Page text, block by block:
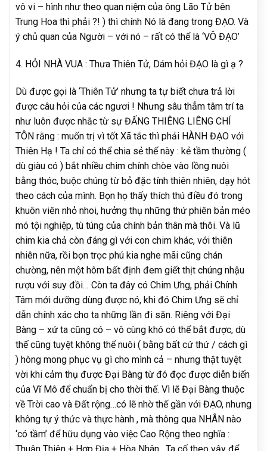
vô vi – hình như theo quan niệm của ông Lão Tử bên
Trung Hoa thì phải ?! ) thì chính Nó là đang trong ĐẠO. Và
ý chủ quan của Người – với nó – rất có thể là ‘VÔ ĐẠO’
4. HỎI NHÀ VUA : Thưa Thiên Tử, Dám hỏi ĐẠO là gì ạ ?
Dù được gọi là ‘Thiên Tử’ nhưng ta tự biết chưa trả lời
được câu hỏi của các ngươi ! Nhưng sâu thẳm tâm trí ta
như luôn được nhắc từ sự ĐẤNG THIÊNG LIÊNG CHÍ
TÔN rằng : muốn trị vì tốt Xã tắc thì phải HÀNH ĐẠO với
Thiên Hạ ! Ta chỉ có thể chia sẻ thế này : kẻ tầm thường (
dù giàu có ) bắt nhiều chim chính chòe vào lồng nuôi
bằng thóc, buộc chúng từ bỏ đặc tính thiên nhiên, dạy hót
theo cách của mình. Bọn họ thấy thích thú điều đó trong
khuôn viên nhỏ nhoi, hưởng thụ những thứ phiên bản méo
mó tội nghiệp, tù túng của chính bản thân mà thôi. Và lũ
chim kia chả còn đáng gì với con chim khác, với thiên
nhiên nữa, rồi bọn trọc phú kia nghe mãi cũng chán
chường, nên một hôm bất định đem giết thịt chúng nhậu
rượu với suy đồi… Còn ta đây có Chim Ưng, phải Chính
Tâm mới dưỡng dùng được nó, khi đó Chim Ưng sẽ chỉ
dẫn chính xác cho ta những lần đi săn. Riêng với Đại
Bàng – xứ ta cũng có – vô cùng khó có thể bắt được, dù
thế cũng tuyệt không thể nuôi ( bằng bất cứ thứ / cách gì
) hòng mong phục vụ gì cho mình cả – nhưng thật tuyệt
vời khi cảm thụ được Đại Bàng từ đó đọc được diễn biến
của Vĩ Mô để chuẩn bị cho thời thế. Vì lẽ Đại Bàng thuộc
về Trời cao và Đất rộng…có lẽ nhờ thế gần với ĐẠO, nhưng
không tự ý thức và thực hành , mà thông qua NHÂN nào
‘có tầm’ để hữu dụng vào việc Cao Rộng theo nghĩa :
Thuận Thiên + Hợp Địa + Hòa Nhân . Ta cố theo vậy để